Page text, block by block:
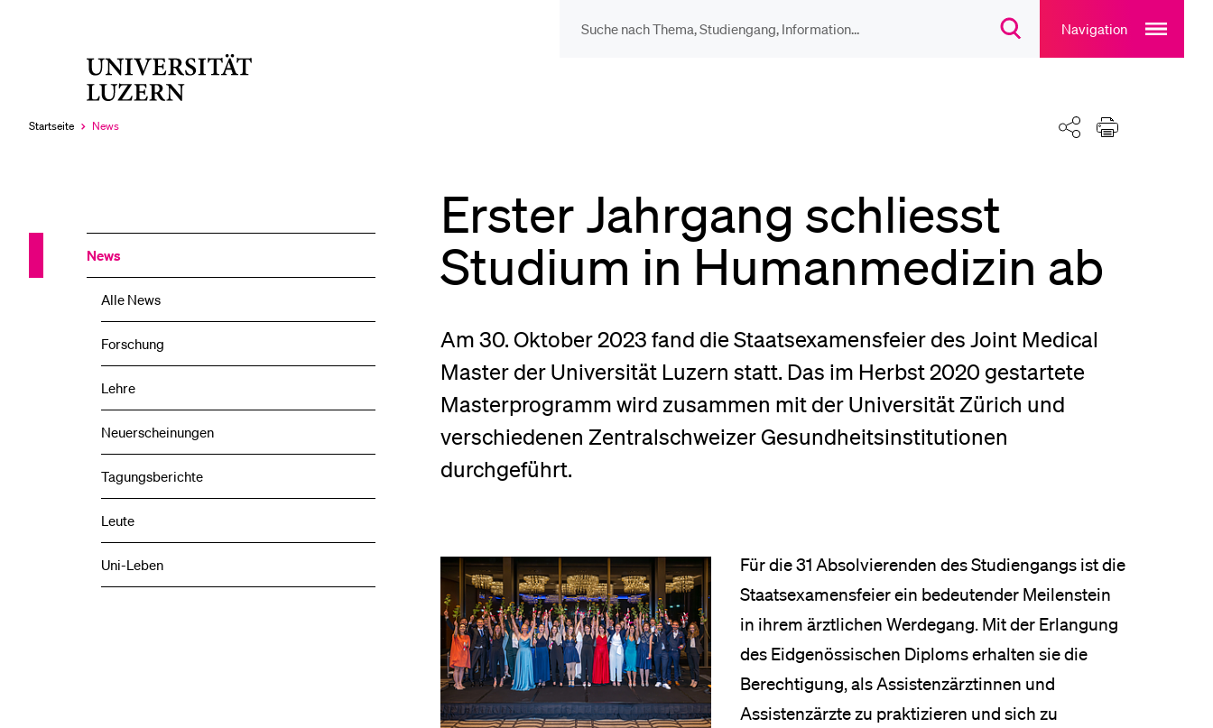
SuchdialogNavigation
main
navigation
Startseite
Aktuell
News Teilen Drucken
News
Alle News
Forschung
Lehre
Neuerscheinungen
Tagungsberichte
Leute
Uni-Leben
Erster Jahrgang schliesst
Studium in Humanmedizin ab
Am 30. Oktober 2023 fand die Staatsexamensfeier des Joint Medical
Master der Universität Luzern statt. Das im Herbst 2020 gestartete
Masterprogramm wird zusammen mit der Universität Zürich und
verschiedenen Zentralschweizer Gesundheitsinstitutionen
durchgeführt.
Für die 31 Absolvierenden des Studiengangs ist die
Staatsexamensfeier ein bedeutender Meilenstein
in ihrem ärztlichen Werdegang. Mit der Erlangung
des Eidgenössischen Diploms erhalten sie die
Berechtigung, als Assistenzärztinnen und
Assistenzärzte zu praktizieren und sich zu
LETZTE SUCHEN
Studien­interessierte
Forschende
Alumni
Stellensuchende
Sportangebot
Menuplan Mensa